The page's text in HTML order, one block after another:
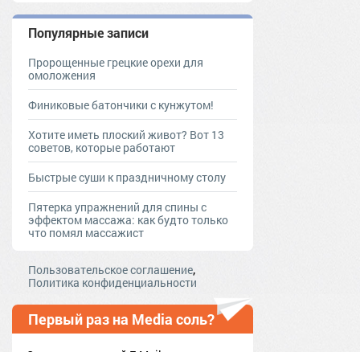
Популярные записи
Пророщенные грецкие орехи для
омоложения
Финиковые батончики с кунжутом!
Хотите иметь плоский живот? Вот 13
советов, которые работают
Быстрые суши к праздничному столу
Пятерка упражнений для спины с
эффектом массажа: как будто только
что помял массажист
Пользовательское соглашение,
Политика конфиденциальности
Первый раз на Media соль?